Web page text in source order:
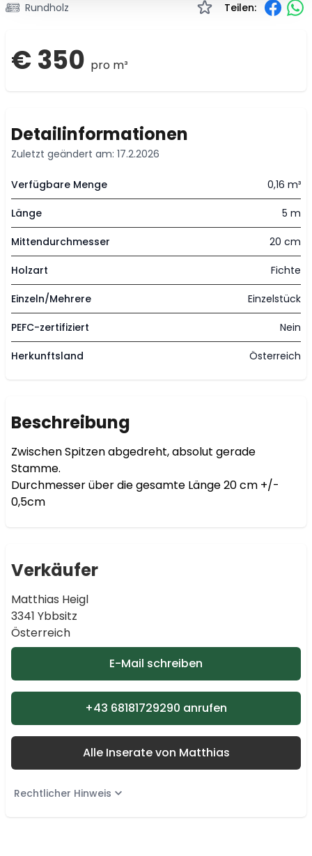
Rundholz Teilen:
€ 350 pro m³
Detailinformationen
Zuletzt geändert am: 17.2.2026
Verfügbare Menge 0,16 m³
Länge 5 m
Mittendurchmesser 20 cm
Holzart Fichte
Einzeln/Mehrere Einzelstück
PEFC-zertifiziert Nein
Herkunftsland Österreich
Beschreibung
Zwischen Spitzen abgedreht, absolut gerade
Stamme.
Durchmesser über die gesamte Länge 20 cm +/-
0,5cm
Verkäufer
Matthias Heigl
3341 Ybbsitz
Österreich
E-Mail schreiben
+43 68181729290 anrufen
Alle Inserate von Matthias
Rechtlicher Hinweis